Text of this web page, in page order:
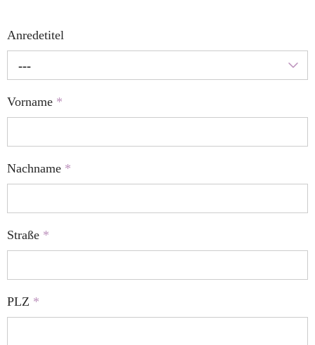
Anredetitel
---
Vorname *
Nachname *
Straße *
PLZ *